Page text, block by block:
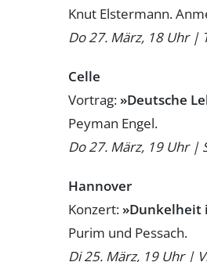
Knut Elstermann.
Do 27. März, 18 Uhr |
Celle
Vortrag: »Deutsche
Peyman Engel.
Do 27. März, 19 Uhr |
Hannover
Konzert: »Dunkelheit
Purim und Pessach.
Di 25. März, 19 Uhr |